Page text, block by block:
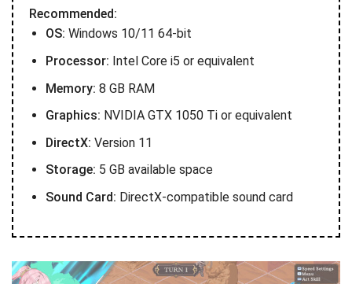
Recommended:
OS: Windows 10/11 64-bit
Processor: Intel Core i5 or equivalent
Memory: 8 GB RAM
Graphics: NVIDIA GTX 1050 Ti or equivalent
DirectX: Version 11
Storage: 5 GB available space
Sound Card: DirectX-compatible sound card